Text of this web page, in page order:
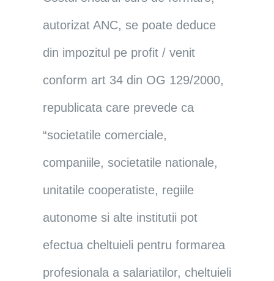
autorizat ANC, se poate deduce
din impozitul pe profit / venit
conform art 34 din OG 129/2000,
republicata care prevede ca
“societatile comerciale,
companiile, societatile nationale,
unitatile cooperatiste, regiile
autonome si alte institutii pot
efectua cheltuieli pentru formarea
profesionala a salariatilor, cheltuieli